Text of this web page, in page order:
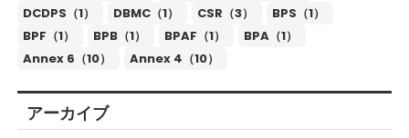
DCDPS（1）
DBMC（1） CSR（3）
BPS（1）
BPF（1）
BPB（1） BPAF（1）
BPA（1）
Annex 6（10）
Annex 4（10）
アーカイブ